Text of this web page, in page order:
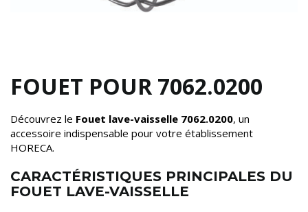
FOUET POUR 7062.0200
Découvrez le Fouet lave-vaisselle 7062.0200, un
accessoire indispensable pour votre établissement
HORECA.
CARACTÉRISTIQUES PRINCIPALES DU
FOUET LAVE-VAISSELLE